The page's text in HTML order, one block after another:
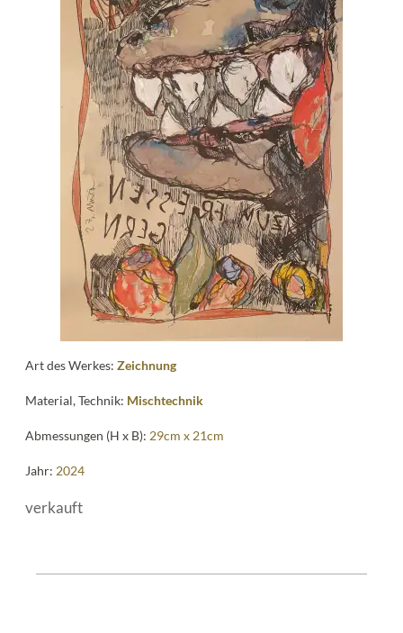
News
Kontakt
Art des Werkes:Zeichnung
Material, Technik: Mischtechnik
Abmessungen (H x B): 29cm x 21cm
Jahr: 2024
verkauft